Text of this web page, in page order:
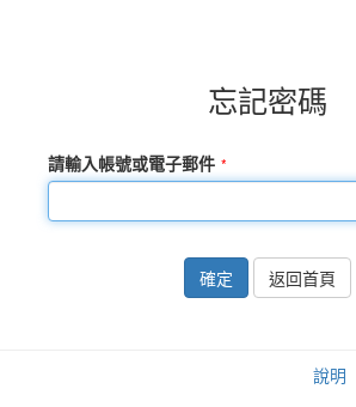
忘記密碼
請輸入帳號或電子郵件
確定 返回首頁
說明